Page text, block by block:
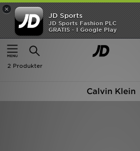
×
JD Sports
JD Sports Fashion PLC
GRATIS - I Google Play
Ny termin, ny stil Essentials för skolstarten
Hem
Calvin Klein
2 Produkter
Calvin Klein
Hem
Rea